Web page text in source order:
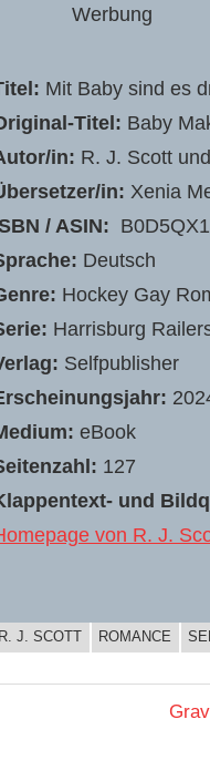
Werbung
Mit Baby sind es
Titel: Baby
in: R. J. Scott
in: Xenia
/ ASIN:
Deutsch
Hockey Gay
Harrisburg
Selfpublisher
eBook
127
und
von R. J.
R. J. SCOTT ROMANCE